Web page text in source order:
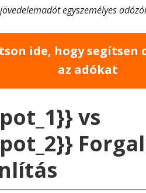
egyszemélyes
ide, hogy segítsen
az adókat
vs